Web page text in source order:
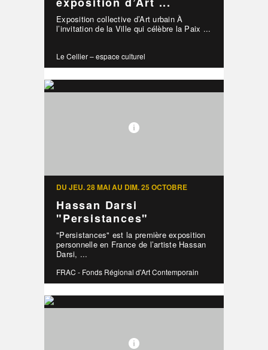
Exposition collective d’Art urbain À
l’invitation de la Ville qui célèbre la Paix ...
Le Cellier – espace culturel
DU JEU. 28 MAI AU DIM. 25 OCTOBRE
Hassan Darsi
"Persistances"
"Persistances" est la première exposition
personnelle en France de l’artiste Hassan
Darsi, ...
FRAC - Fonds Régional d'Art Contemporain